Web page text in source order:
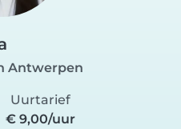
Antwerpen
Uurtarief
€ 9,00/uur